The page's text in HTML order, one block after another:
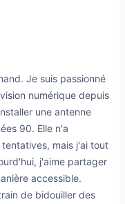
Je suis passionné
numérique depuis
une antenne
90. Elle n'a
mais j'ai tout
j'aime partager
accessible.
de bidouiller des